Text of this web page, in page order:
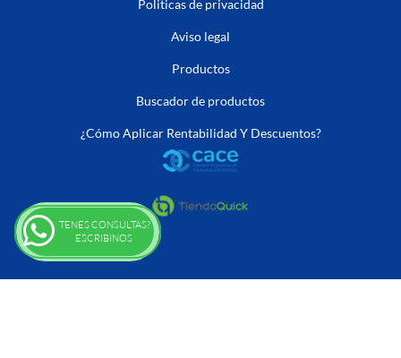
Politicas de privacidad
Aviso legal
Productos
Buscador de productos
¿Cómo Aplicar Rentabilidad Y Descuentos?
TENES CONSULTAS?
ESCRIBINOS